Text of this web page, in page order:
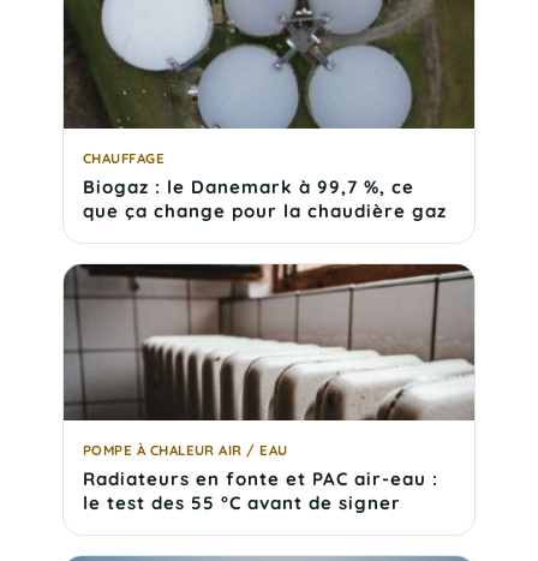
CHAUFFAGE
Biogaz : le Danemark à 99,7 %, ce
que ça change pour la chaudière gaz
POMPE À CHALEUR AIR / EAU
Radiateurs en fonte et PAC air-eau :
le test des 55 °C avant de signer